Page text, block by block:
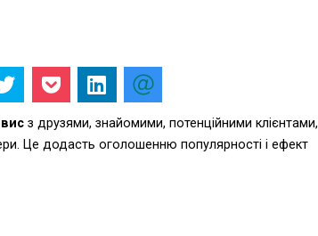
з друзями, знайомими, потенційними клієнтами,
Це додасть оголошенню популярності і ефект